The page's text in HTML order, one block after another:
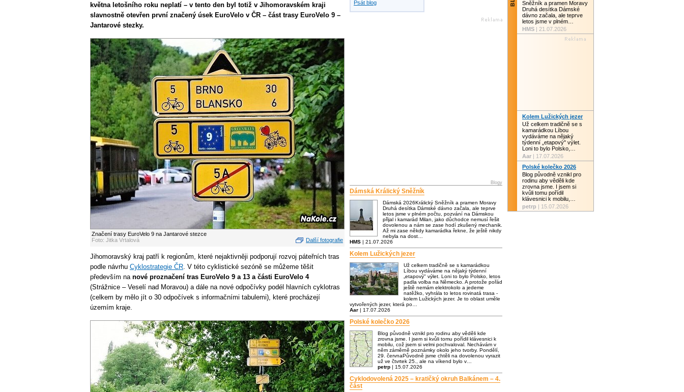
května letošního roku neplatí – v tento den byl totiž v Jihomoravském kraji
slavnostně otevřen první značený úsek EuroVelo v ČR – část trasy EuroVelo 9 –
Jantarové stezky.
Značení trasy EuroVelo 9 na Jantarové stezce
Foto: Jitka Vrtalová
Další fotografie
Jihomoravský kraj patří k regionům, které nejaktivněji podporují rozvoj páteřních tras
podle návrhu Cyklostrategie ČR. V této cyklistické sezóně se můžeme těšit
především na nové proznačení tras EuroVelo 9 a 13 a části EuroVelo 4
(Strážnice – Veselí nad Moravou) a dále na nové odpočívky podél hlavních cyklotras
(celkem by mělo jít o 30 odpočívek s informačními tabulemi), které procházejí
územím kraje.
Psát blog
Blogy
Dámská Králický Sněžník
Dámská 2026Králický Sněžník a pramen Moravy
Druhá desítka Dámské dávno začala, ale teprve
letos jsme v plném počtu, pozvání na Dámskou
přijal i kamarád Milan, jako důchodce nemusí řešit
dovolenou a nám se zase hodí zkušený mechanik.
Až mi zase někdy kamarádka řekne, že ještě nikdy
nebyla na dost…
HMS | 21.07.2026
Kolem Lužických jezer
Už celkem tradičně se s kamarádkou
Líbou vydáváme na nějaký týdenní
„etapový" výlet. Loni to bylo Polsko, letos
padla volba na Německo. A protože pořád
ještě nemám elektrokolo a jedeme
natěžko, vyhrála to letos rovinatá trasa -
kolem Lužických jezer. Je to oblast uměle
vytvořených jezer, která po…
Aar | 17.07.2026
Polské kolečko 2026
Blog původně vznikl pro rodinu aby věděli kde
zrovna jsme. I jsem si kvůli tomu pořídil klávesnici k
mobilu, což jsem si velmi pochvaloval. Nechávám v
něm záměrně poznámky okolo jeho tvorby. Pondělí,
29. červnaPůvodně jsme chtěli na dovolenou vyrazit
už ve čtvrtek 25., ale na víkend bylo v…
petrp | 15.07.2026
Cyklodovolená 2025 – kratičký okruh Balkánem – 4.
část
Sněžník a pramen Moravy
Druhá desítka Dámské
dávno začala, ale teprve
letos jsme v plném…
HMS | 21.07.2026
Kolem Lužických jezer
Už celkem tradičně se s
kamarádkou Líbou
vydáváme na nějaký
týdenní „etapový" výlet.
Loni to bylo Polsko,…
Aar | 17.07.2026
Polské kolečko 2026
Blog původně vznikl pro
rodinu aby věděli kde
zrovna jsme. I jsem si
kvůli tomu pořídil
klávesnici k mobilu,…
petrp | 15.07.2026